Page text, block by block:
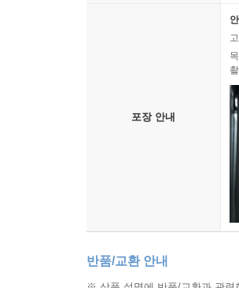
포장 안내
반품/교환 안내